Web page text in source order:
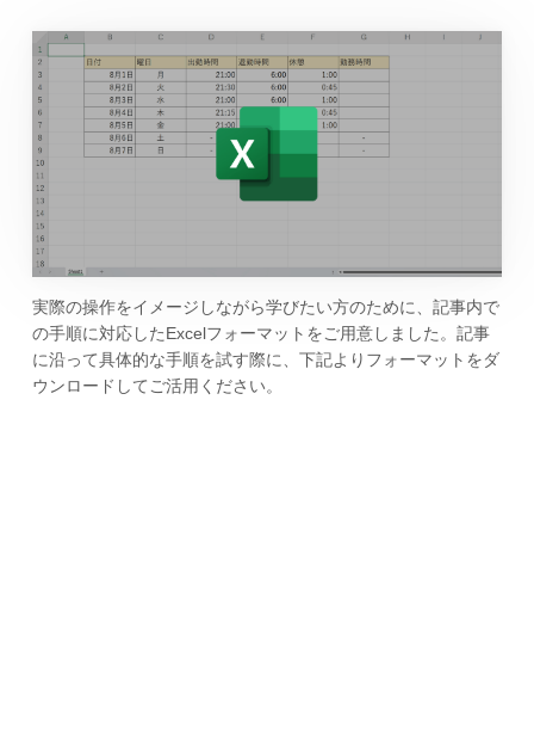
実際の操作をイメージしながら学びたい方のために、記事内で
の手順に対応したExcelフォーマットをご用意しました。記事
に沿って具体的な手順を試す際に、下記よりフォーマットをダ
ウンロードしてご活用ください。